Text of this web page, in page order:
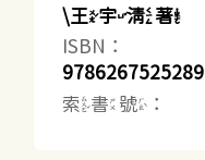
\王宇清著
ISBN：
9786267525289
索書號：